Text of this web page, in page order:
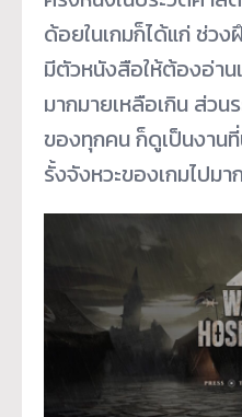
ด้อยในเกมก็ได้แก่ ช่ว
มีตัวหนังสือให้ต้องอ่าน
มากมายเหลือเกิน ส่วน
ของทุกคน ก็ดูเป็นงาน
รั้งจังหวะของเกมไปม